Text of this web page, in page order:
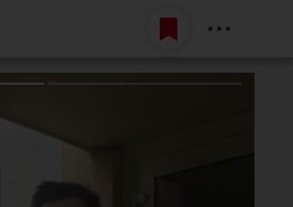
Belépés